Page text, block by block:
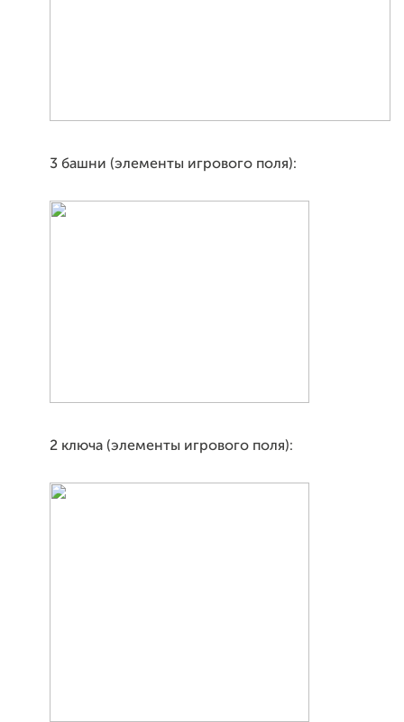
3 башни (элементы игрового поля):
2 ключа (элементы игрового поля):